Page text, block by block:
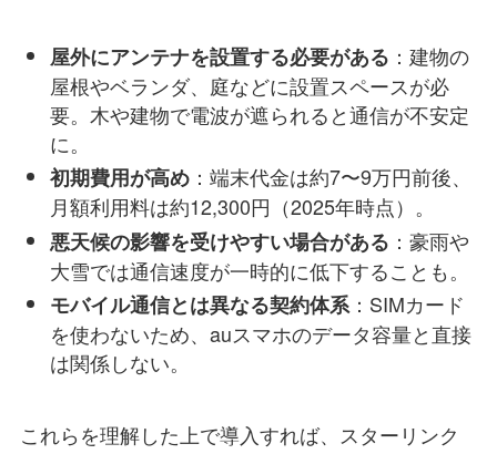
屋外にアンテナを設置する必要がある ：建物の
屋根やベランダ、庭などに設置スペースが必
要。木や建物で電波が遮られると通信が不安定
に。
初期費用が高め：端末代金は約7〜9万円前後、
月額利用料は約12,300円（2025年時点）。
悪天候の影響を受けやすい場合がある ：豪雨や
大雪では通信速度が一時的に低下することも。
モバイル通信とは異なる契約体系：SIMカード
を使わないため、auスマホのデータ容量と直接
は関係しない。
これらを理解した上で導入すれば、スターリンク